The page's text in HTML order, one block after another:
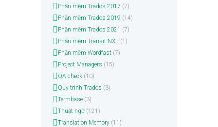
Phần mềm Trados 2017 (7)
Phần mềm Trados 2019 (14)
Phần mềm Trados 2021 (7)
Phần mềm Transit NXT(1)
Phần mềm Wordfast(7)
Project Managers (15)
QA check(10)
Quy trình Trados (3)
Termbase(3)
Thuật ngữ(121)
Translation Memory(11)